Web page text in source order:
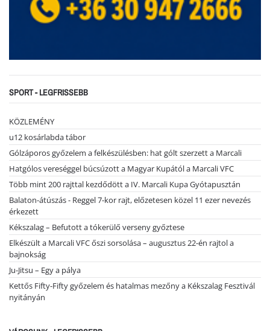
SPORT - LEGFRISSEBB
KÖZLEMÉNY
u12 kosárlabda tábor
Gólzáporos győzelem a felkészülésben: hat gólt szerzett a Marcali
Hatgólos vereséggel búcsúzott a Magyar Kupától a Marcali VFC
Több mint 200 rajttal kezdődött a IV. Marcali Kupa Gyótapusztán
Balaton-átúszás - Reggel 7-kor rajt, előzetesen közel 11 ezer nevezés
érkezett
Kékszalag – Befutott a tókerülő verseny győztese
Elkészült a Marcali VFC őszi sorsolása – augusztus 22-én rajtol a
bajnokság
Ju-Jitsu – Egy a pálya
Kettős Fifty-Fifty győzelem és hatalmas mezőny a Kékszalag Fesztivál
nyitányán